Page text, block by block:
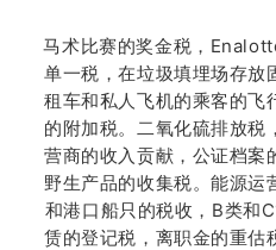
马术比赛的奖金税，
单一税，在垃圾填埋场存放
租车和私人飞机的乘客的飞
的附加税。二氧化硫排放税
营商的收入贡献，公证档案
野生产品的收集税。能源运
和港口船只的税收，B类和
赁的登记税，离职金的重估